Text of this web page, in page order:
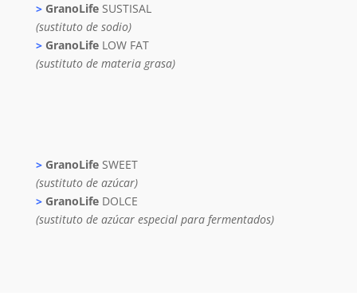
> GranoLife SUSTISAL
(sustituto de sodio)
> GranoLife LOW FAT
(sustituto de materia grasa)
>GranoLifeSWEET
(sustituto de azúcar)
>GranoLife DOLCE
(sustituto de azúcar especial para fermentados)